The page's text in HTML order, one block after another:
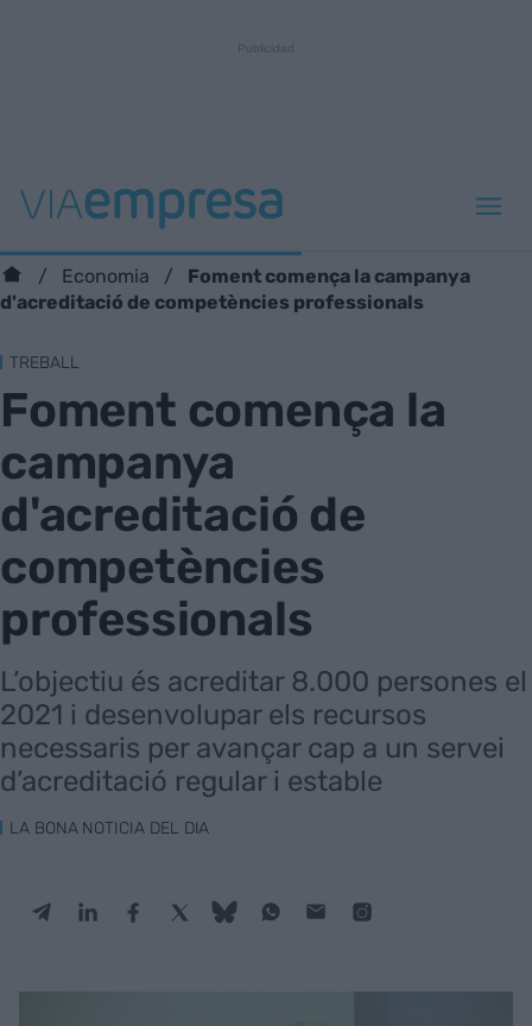
Economia
Foment comença la campanya
d'acreditació de competències professionals
TREBALL
Foment comença la
campanya
d'acreditació de
competències
professionals
L’objectiu és acreditar 8.000 persones el
2021 i desenvolupar els recursos
necessaris per avançar cap a un servei
d’acreditació regular i estable
LA BONA NOTICIA DEL DIA